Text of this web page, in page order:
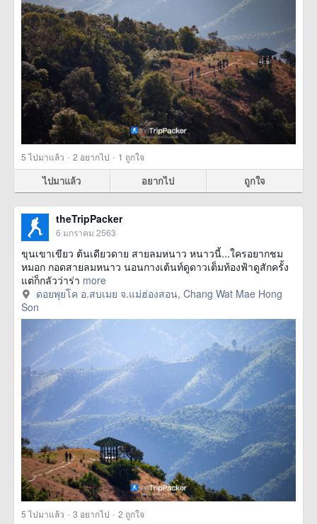
5ไปมาแล้ว · 2 อยากไป · 1 ถูกใจ
ไปมาแล้ว อยากไป ถูกใจ
theTripPacker
6 มกราคม 2563
ขุนเขาเขียว ต้นเดียวดาย สายลมหนาว หนาวนี้...ใครอยากชม
หมอก กอดสายลมหนาว นอนกางเต้นท์ดูดาวเต็มท้องฟ้าดูสักครั้ง
แต่ก็กลัวว่าร่า more
ดอยพุยโค อ.สบเมย จ.แม่ฮ่องสอน, Chang Wat Mae Hong
Son
5ไปมาแล้ว · 3 อยากไป · 2 ถูกใจ